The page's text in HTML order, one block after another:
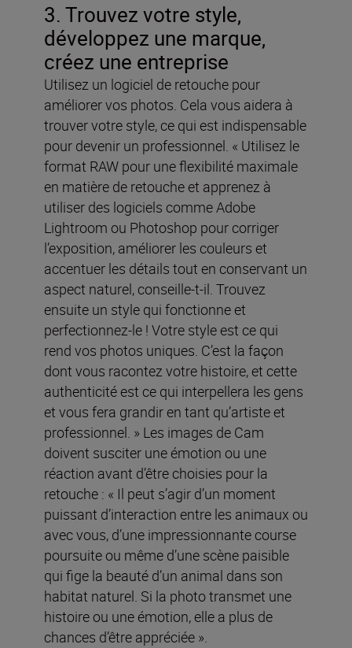
3. Trouvez votre style,
développez une marque,
créez une entreprise
Utilisez un logiciel de retouche pour
améliorer vos photos. Cela vous aidera à
trouver votre style, ce qui est indispensable
pour devenir un professionnel. « Utilisez le
format RAW pour une flexibilité maximale
en matière de retouche et apprenez à
utiliser des logiciels comme Adobe
Lightroom ou Photoshop pour corriger
l’exposition, améliorer les couleurs et
accentuer les détails tout en conservant un
aspect naturel, conseille-t-il. Trouvez
ensuite un style qui fonctionne et
perfectionnez-le ! Votre style est ce qui
rend vos photos uniques. C’est la façon
dont vous racontez votre histoire, et cette
authenticité est ce qui interpellera les gens
et vous fera grandir en tant qu’artiste et
professionnel. » Les images de Cam
doivent susciter une émotion ou une
réaction avant d’être choisies pour la
retouche : « Il peut s’agir d’un moment
puissant d’interaction entre les animaux ou
avec vous, d’une impressionnante course
poursuite ou même d’une scène paisible
qui fige la beauté d’un animal dans son
habitat naturel. Si la photo transmet une
histoire ou une émotion, elle a plus de
chances d’être appréciée ».